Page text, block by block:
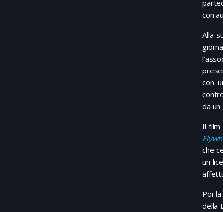
con
Alla
con
da un
Il film
che
un
Poi
della